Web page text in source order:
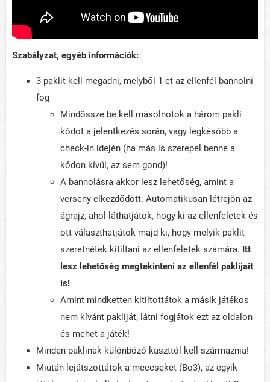
Szabályzat, egyéb információk:
3 paklit kell megadni, melyből 1-et az ellenfél bannolni
fog
Mindössze be kell másolnotok a három pakli
kódot a jelentkezés során, vagy legkésőbb a
check-in idején (ha más is szerepel benne a
kódon kívül, az sem gond)!
A bannolásra akkor lesz lehetőség, amint a
verseny elkezdődött. Automatikusan létrejön az
ágrajz, ahol láthatjátok, hogy ki az ellenfeletek és
ott választhatjátok majd ki, hogy melyik paklit
szeretnétek kitiltani az ellenfeletek számára. Itt
lesz lehetőség megtekinteni az ellenfél paklijait
is!
Amint mindketten kitiltottátok a másik játékos
nem kívánt pakliját, látni fogjátok ezt az oldalon
és mehet a játék!
Minden paklinak különböző kaszttól kell származnia!
Miután lejátszottátok a meccseket (Bo3), az egyik